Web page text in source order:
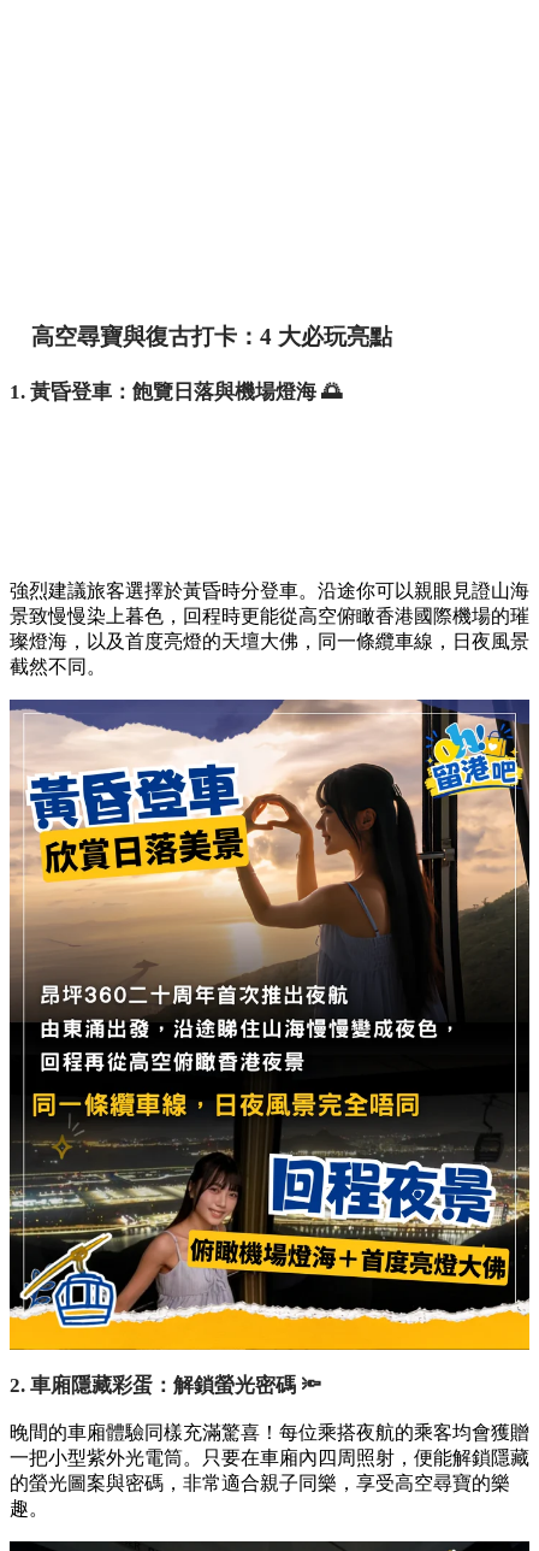
高空尋寶與復古打卡：4 大必玩亮點
1. 黃昏登車：飽覽日落與機場燈海 🌅
強烈建議旅客選擇於黃昏時分登車。沿途你可以親眼見證山海
景致慢慢染上暮色，回程時更能從高空俯瞰香港國際機場的璀
璨燈海，以及首度亮燈的天壇大佛，同一條纜車線，日夜風景
截然不同。
2. 車廂隱藏彩蛋：解鎖螢光密碼 🔦
晚間的車廂體驗同樣充滿驚喜！每位乘搭夜航的乘客均會獲贈
一把小型紫外光電筒。只要在車廂內四周照射，便能解鎖隱藏
的螢光圖案與密碼，非常適合親子同樂，享受高空尋寶的樂
趣。